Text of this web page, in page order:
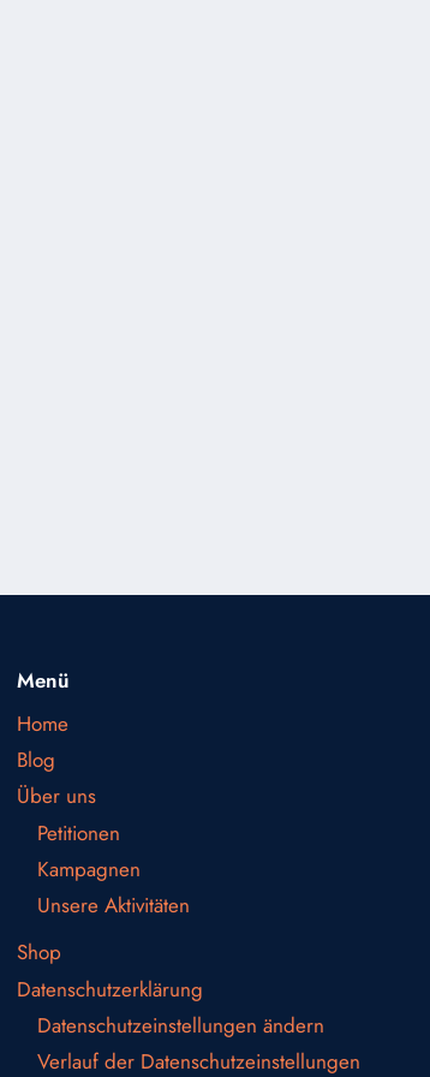
Menü
Home
Blog
Über uns
Petitionen
Kampagnen
Unsere Aktivitäten
Shop
Datenschutzerklärung
Datenschutzeinstellungen ändern
Verlauf der Datenschutzeinstellungen